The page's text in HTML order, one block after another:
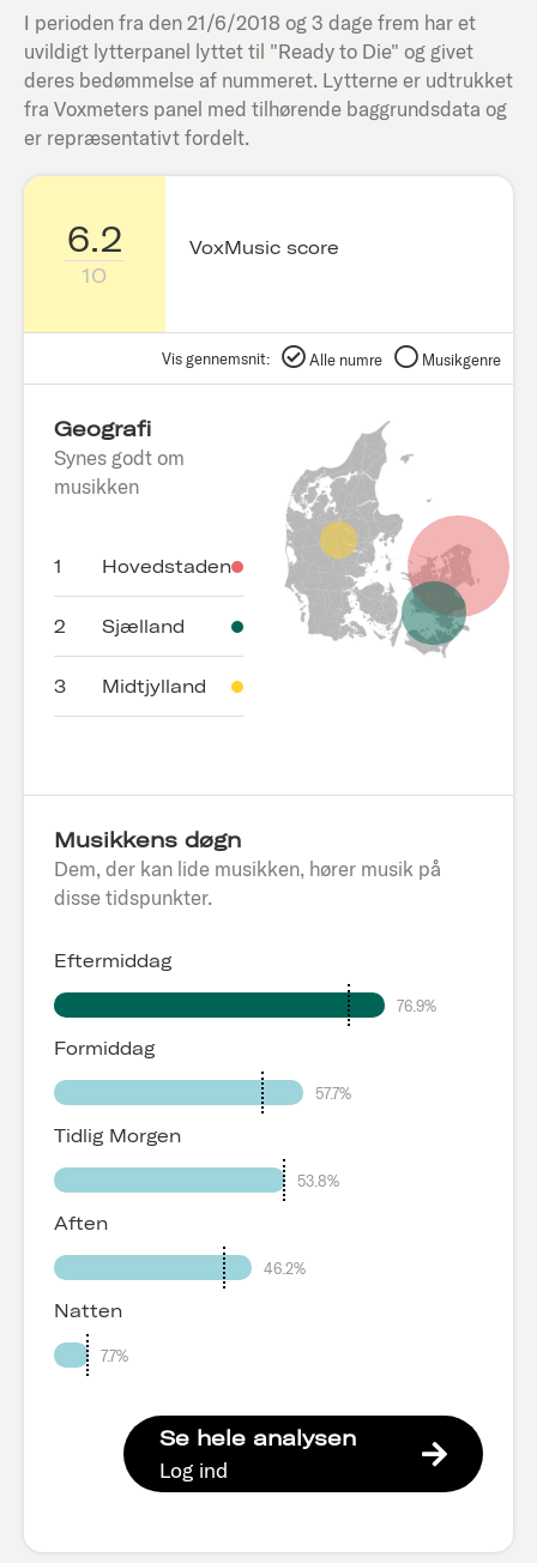
I perioden fra den21/6/2018 og 3 dage frem har et
uvildigt lytterpanel lyttet til "Ready to Die" og givet
deres bedømmelse af nummeret. Lytterne er udtrukket
fra Voxmeters panel med tilhørende baggrundsdata og
er repræsentativt fordelt.
6.2
10
VoxMusic score
Vis gennemsnit: Alle numre Musikgenre
Geografi
Synes godt om
musikken
1 Hovedstaden
2 Sjælland
3 Midtjylland
Musikkens døgn
Dem, der kan lide musikken, hører musik på
disse tidspunkter.
Eftermiddag
76.9%
Formiddag
57.7%
Tidlig Morgen
53.8%
Aften
46.2%
Natten
7.7%
Se hele analysen
Log ind